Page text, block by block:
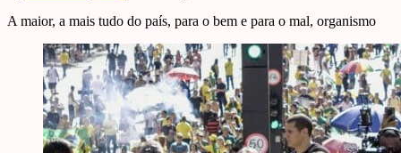
A maior, a mais tudo do país, para o bem e para o mal, organismo